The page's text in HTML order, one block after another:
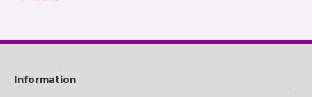
Information